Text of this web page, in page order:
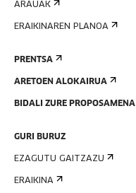
ARAUAK
ERAIKINAREN PLANOA
PRENTSA
ARETOEN ALOKAIRUA
BIDALI ZURE PROPOSAMENA
GURI BURUZ
EZAGUTU GAITZAZU
ERAIKINA